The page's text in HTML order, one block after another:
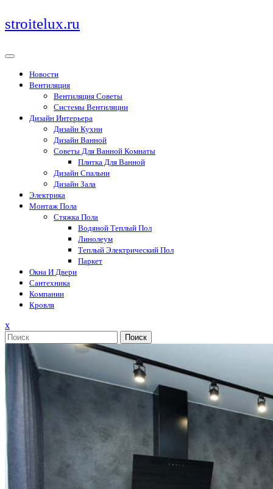
Перейти
к
stroitelux.ru
Новости
Вентиляция
Вентиляция Советы
Системы Вентиляции
Дизайн Интерьера
Дизайн Кухни
Дизайн Ванной
Советы Для Ванной Комнаты
Плитка Для Ванной
Дизайн Спальни
Дизайн Зала
Электрика
Монтаж Пола
Стяжка Пола
Водяной Теплый Пол
Линолеум
Теплый Электрический Пол
Паркет
Окна И Двери
Сантехника
Компании
Кровля
xЗакрыть
меню
Поиск